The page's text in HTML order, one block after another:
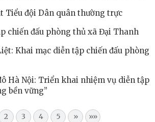
Tiểu đội Dân quân thường trực
chiến đấu phòng thủ xã Đại Thanh
Khai mạc diễn tập chiến đấu phòng
Hà Nội: Triển khai nhiệm vụ diễn tập
bền vững”
2 3 4 5 » »»